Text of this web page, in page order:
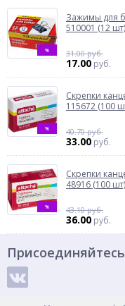
%
Зажимы для
510001 (12 шт)
31.00 руб.
17.00 руб.
%
Скрепки
115672 (100
40.70 руб.
33.00 руб.
%
Скрепки
48916 (100 шт)
43.10 руб.
36.00 руб.
Присоединяйтесь